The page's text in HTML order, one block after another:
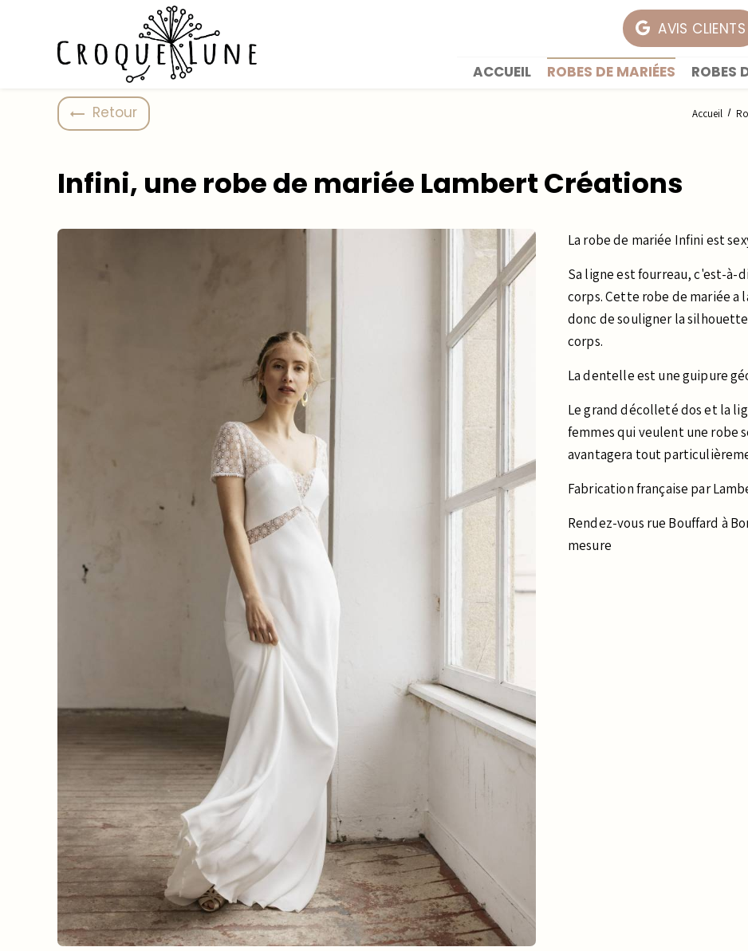
AVIS CLIENTS
ACCUEIL ROBES DE MARIÉES ROBES
Accueil
Retour
Infini, une robe de mariée Lambert Créations
La robe de mariée Infini est
Sa ligne est fourreau, c'est-
corps. Cette robe de mariée
donc de souligner la
corps.
La dentelle est une guipure
Le grand décolleté dos et la
femmes qui veulent une robe
avantagera tout
Fabrication française par
Rendez-vous rue Bouffard à
mesure
Panneau de gestion des cookies